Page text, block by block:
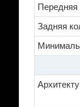
Передняя
Задняя